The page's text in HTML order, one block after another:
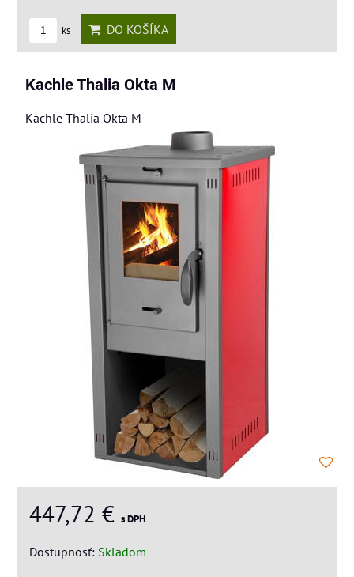
ks DO KOŠÍKA
Kachle Thalia Okta M
Kachle Thalia Okta M
447,72 € s DPH
Dostupnosť: Skladom